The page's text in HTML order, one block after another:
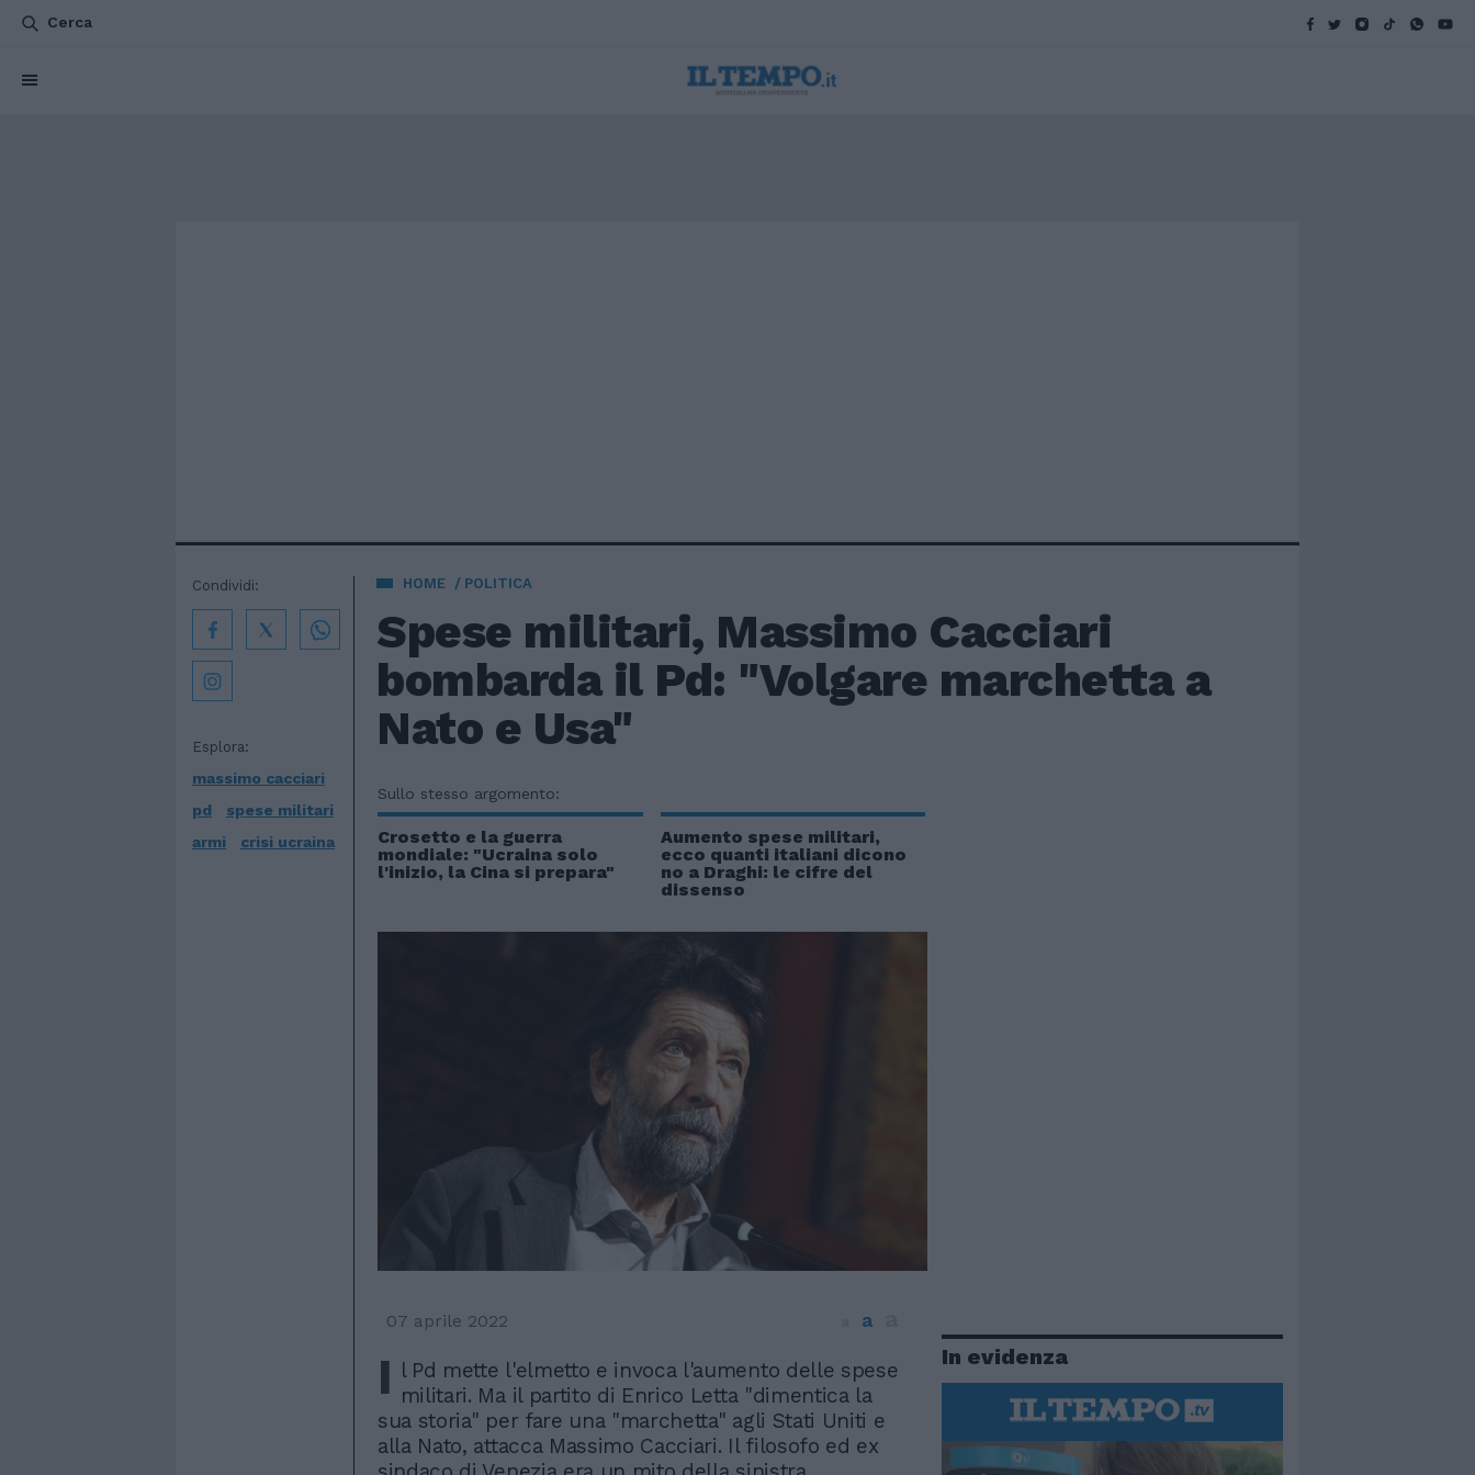
Cerca
HOME POLITICA
Spese militari, Massimo Cacciari
bombarda il Pd: "Volgare marchetta a
Nato e Usa"
Esplora:
massimo cacciari
pd
spese militari
armi
crisi ucraina
Condividi:
Sullo stesso argomento:
Crosetto e la guerra
mondiale: "Ucraina solo
l'inizio, la Cina si prepara"
Aumento spese militari,
ecco quanti italiani dicono
no a Draghi: le cifre del
dissenso
07 aprile 2022 a
I l Pd mette l'elmetto e invoca l'aumento delle spese
militari. Ma il partito di Enrico Letta "dimentica la
sua storia" per fare una "marchetta" agli Stati Uniti e
alla Nato, attacca Massimo Cacciari. Il filosofo ed ex
In evidenza